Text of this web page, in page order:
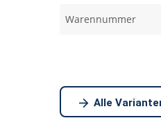
Warennummer
Alle